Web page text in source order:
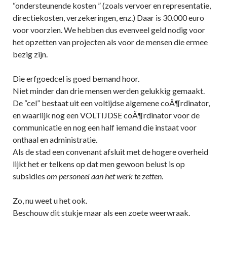
“ondersteunende kosten ” (zoals vervoer en representatie,
directiekosten, verzekeringen, enz.) Daar is 30.000 euro
voor voorzien. We hebben dus evenveel geld nodig voor
het opzetten van projecten als voor de mensen die ermee
bezig zijn.
Die erfgoedcel is goed bemand hoor.
Niet minder dan drie mensen werden gelukkig gemaakt.
De “cel” bestaat uit een voltijdse algemene coÃ¶rdinator,
en waarlijk nog een VOLTIJDSE coÃ¶rdinator voor de
communicatie en nog een half iemand die instaat voor
onthaal en administratie.
Als de stad een convenant afsluit met de hogere overheid
lijkt het er telkens op dat men gewoon belust is op
subsidies om personeel aan het werk te zetten.
Zo, nu weet u het ook.
Beschouw dit stukje maar als een zoete weerwraak.